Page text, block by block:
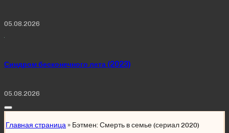
05.08.2026
Синдром бесконечного лета (2023)
05.08.2026
Главная страница » Бэтмен: Смерть в семье (сериал 2020)